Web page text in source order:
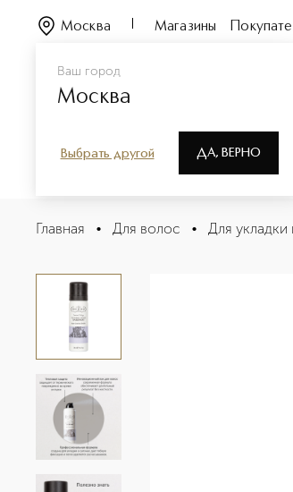
Ваш город
Москва
Выбрать другой ДА, ВЕРНО
Москва Магазины
Парфюмерия
HAIR CARE SESSION STYLING Лак
Описание
Главная • Для волос • Для укладки